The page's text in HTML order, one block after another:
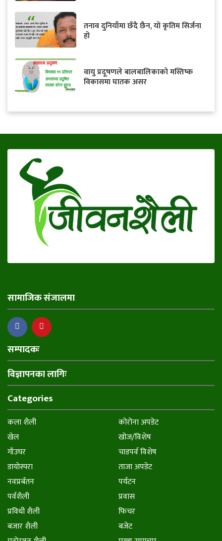
तनाव दुनियाँमा छँदै छैन, यो कृतिम सिर्जना
हो
वायु प्रदूषणले बालबालिकाको मस्तिष्क
विकासमा घातक असर
सामाजिक संजालमा
सम्पादकः
विज्ञापनका लागिः
Categories
कला शैली
कोरोना अपडेट
खेल
खोज/विशेष
गाँउघर
चाडपर्व विशेष
डायाेस्परा
ताजा अपडेट
नवप्रर्बतन
पर्यटन
पर्वशैली
प्रवास
प्रविधी शैली
फिचर
बजार शैली
बजेट